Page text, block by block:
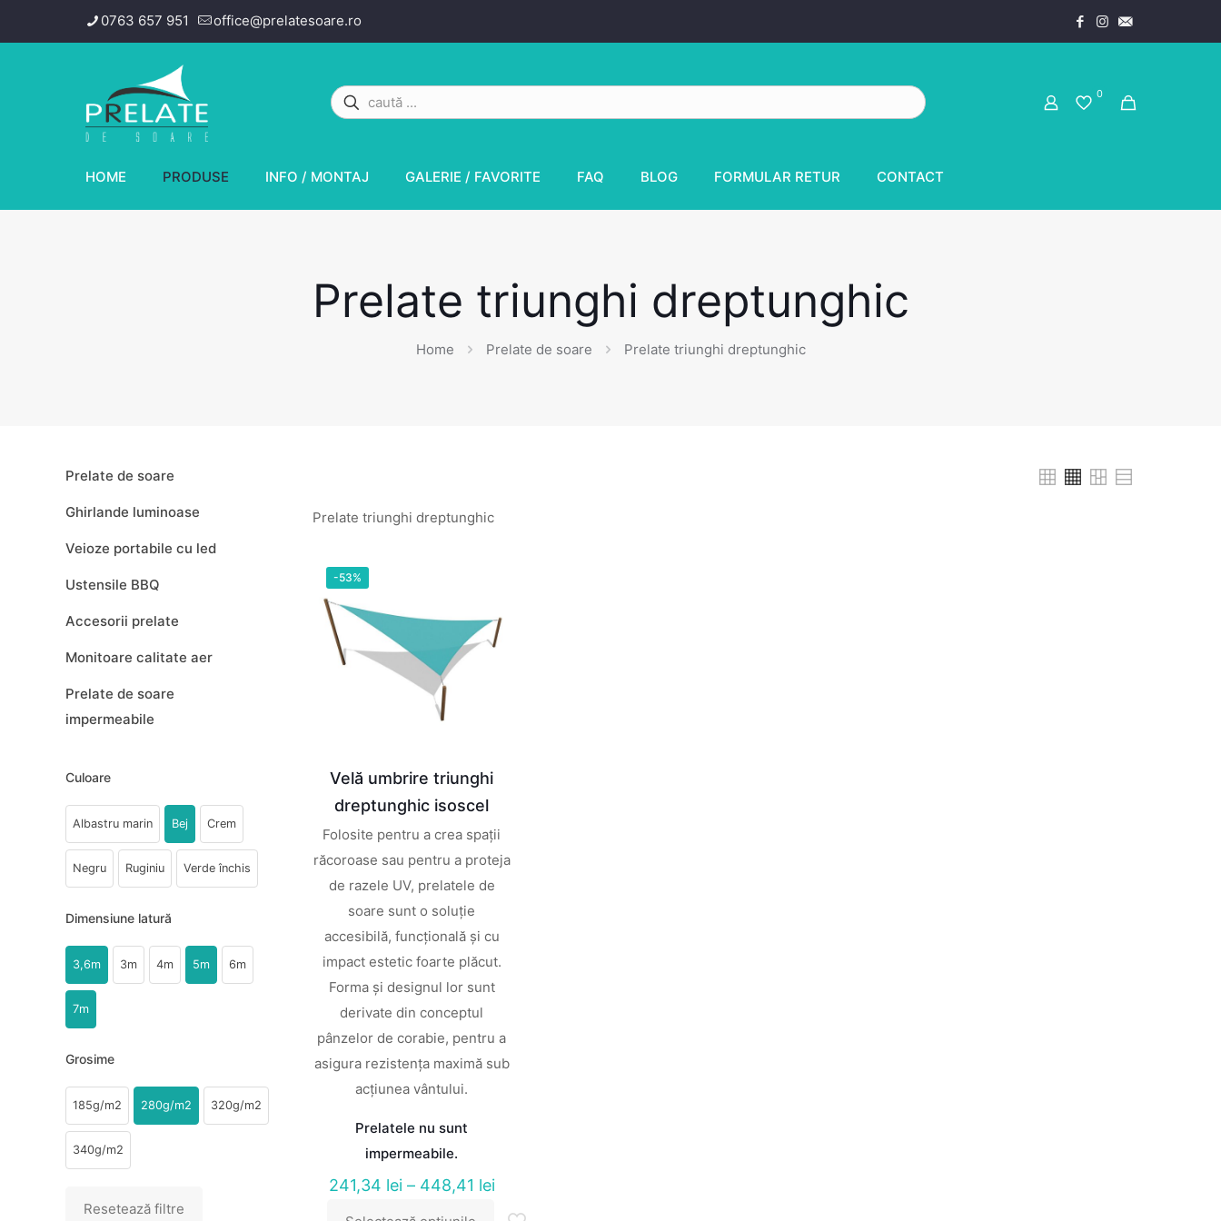
0763 657 951 office@prelatesoare.ro
0
HOME PRODUSE INFO / MONTAJ GALERIE / FAVORITE FAQ BLOG FORMULAR RETUR CONTACT
Prelate triunghi dreptunghic
Home Prelate de soare Prelate triunghi dreptunghic
Prelate triunghi dreptunghic
-53%
Velă umbrire triunghi
dreptunghic isoscel
Folosite pentru a crea spații
răcoroase sau pentru a proteja
de razele UV, prelatele de
soare sunt o soluție
accesibilă, funcțională și cu
impact estetic foarte plăcut.
Forma și designul lor sunt
derivate din conceptul
pânzelor de corabie, pentru a
asigura rezistența maximă sub
acțiunea vântului.
Prelatele nu sunt
impermeabile.
241,34 lei – 448,41 leiInterval
de
Prelate de soare
Ghirlande luminoase
Veioze portabile cu led
Ustensile BBQ
Accesorii prelate
Monitoare calitate aer
Prelate de soare
impermeabile
Culoare
Albastru marin Bej Crem
Negru Ruginiu Verde închis
Dimensiune latură
3,6m 3m 4m 5m 6m
7m
Grosime
185g/m2 280g/m2 320g/m2
340g/m2
Resetează filtre